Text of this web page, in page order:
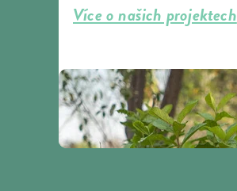
Více o našich projektech